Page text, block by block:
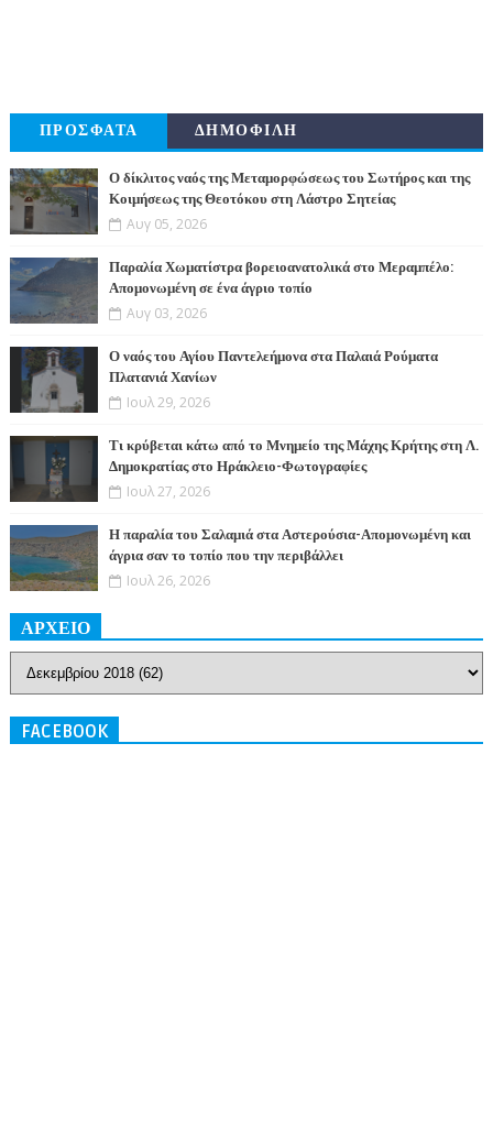
ΠΡΟΣΦΑΤΑ ΔΗΜΟΦΙΛΗ
Ο δίκλιτος ναός της Μεταμορφώσεως του Σωτήρος και της
Κοιμήσεως της Θεοτόκου στη Λάστρο Σητείας
Αυγ 05, 2026
Παραλία Χωματίστρα βορειοανατολικά στο Μεραμπέλο:
Απομονωμένη σε ένα άγριο τοπίο
Αυγ 03, 2026
Ο ναός του Αγίου Παντελεήμονα στα Παλαιά Ρούματα
Πλατανιά Χανίων
Ιουλ 29, 2026
Τι κρύβεται κάτω από το Μνημείο της Μάχης Κρήτης στη Λ.
Δημοκρατίας στο Ηράκλειο-Φωτογραφίες
Ιουλ 27, 2026
Η παραλία του Σαλαμιά στα Αστερούσια-Απομονωμένη και
άγρια σαν το τοπίο που την περιβάλλει
Ιουλ 26, 2026
ΑΡΧΕΙΟ
FACEBOOK